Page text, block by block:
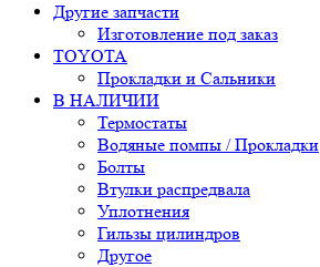
Другие запчасти
Изготовление под заказ
TOYOTA
Прокладки и Сальники
В НАЛИЧИИ
Термостаты
Водяные помпы / Прокладки
Болты
Втулки распредвала
Уплотнения
Гильзы цилиндров
Другое